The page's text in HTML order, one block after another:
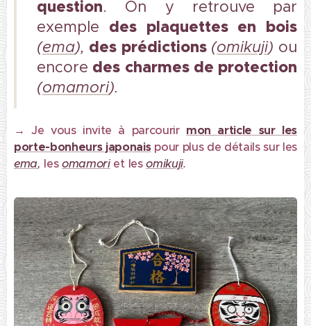
question. On y retrouve par
exemple des plaquettes en bois
(ema), des prédictions (omikuji) ou
encore des charmes de protection
(omamori).
→ Je vous invite à parcourir mon article sur les
porte-bonheurs japonais pour plus de détails sur les
ema, lesomamoriet lesomikuji.